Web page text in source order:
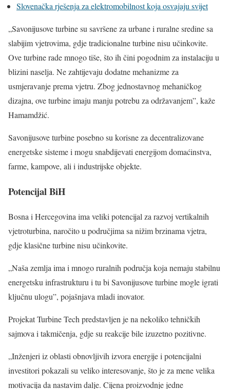
Slovenačka rješenja za elektromobilnost koja osvajaju svijet
„Savonijusove turbine su savršene za urbane i ruralne sredine sa
slabijim vjetrovima, gdje tradicionalne turbine nisu učinkovite.
Ove turbine rade mnogo tiše, što ih čini pogodnim za instalaciju u
blizini naselja. Ne zahtijevaju dodatne mehanizme za
usmjeravanje prema vjetru. Zbog jednostavnog mehaničkog
dizajna, ove turbine imaju manju potrebu za održavanjem”, kaže
Hamamdžić.
Savonijusove turbine posebno su korisne za decentralizovane
energetske sisteme i mogu snabdijevati energijom domaćinstva,
farme, kampove, ali i industrijske objekte.
Potencijal BiH
Bosna i Hercegovina ima veliki potencijal za razvoj vertikalnih
vjetroturbina, naročito u područjima sa nižim brzinama vjetra,
gdje klasične turbine nisu učinkovite.
„Naša zemlja ima i mnogo ruralnih područja koja nemaju stabilnu
energetsku infrastrukturu i tu bi Savonijusove turbine mogle igrati
ključnu ulogu”, pojašnjava mladi inovator.
Projekat Turbine Tech predstavljen je na nekoliko tehničkih
sajmova i takmičenja, gdje su reakcije bile izuzetno pozitivne.
„Inženjeri iz oblasti obnovljivih izvora energije i potencijalni
investitori pokazali su veliko interesovanje, što je za mene velika
motivacija da nastavim dalje. Cijena proizvodnje jedne